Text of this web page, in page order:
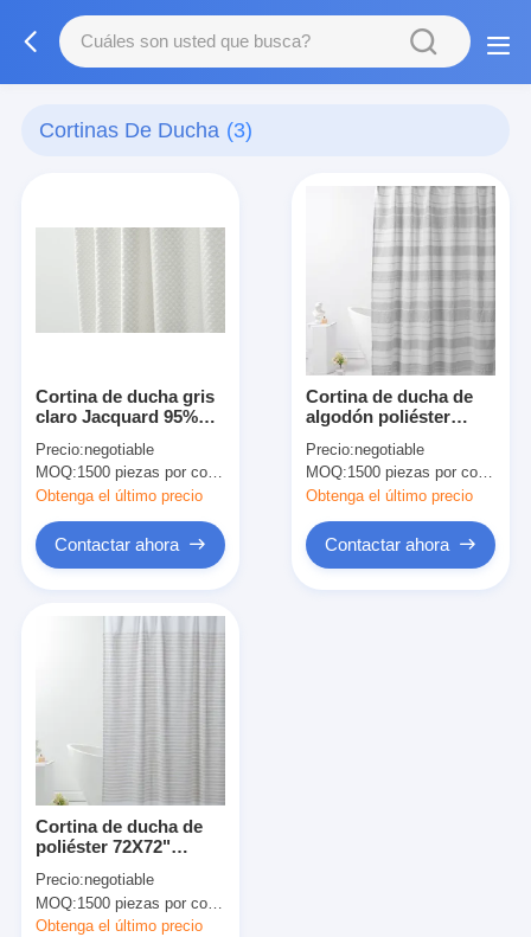
Cortinas De Ducha (3)
Cortina de ducha gris
claro Jacquard 95%
reciclado
Precio:negotiable
MOQ:1500 piezas por color, negociable.
Obtenga el último precio
Contactar ahora
Cortina de ducha de
algodón poliéster
ducha de rayas grises
Precio:negotiable
MOQ:1500 piezas por color, negociable.
Obtenga el último precio
Contactar ahora
Cortina de ducha de
poliéster 72X72"
algodón blanco
Precio:negotiable
MOQ:1500 piezas por color, negociable.
Obtenga el último precio